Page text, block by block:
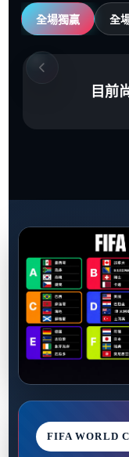
全場獨贏 全
目前
FIFA WORLD